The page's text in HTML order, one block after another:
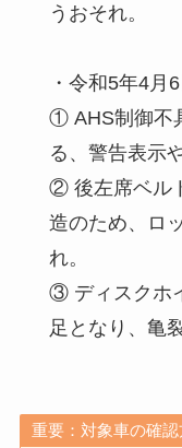
うおそれ。
・令和5年4月
① AHS制御不
る、警告表示
② 後左席ベル
造のため、ロ
れ。
③ ディスクホ
足となり、亀
重要：対象車の確